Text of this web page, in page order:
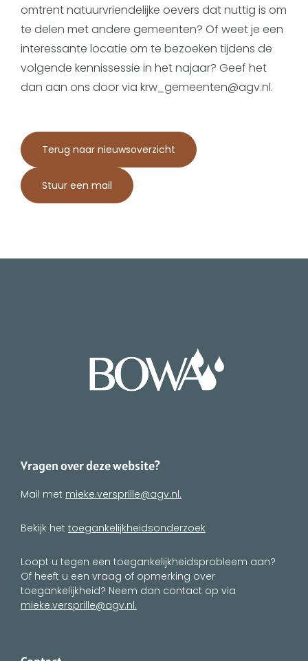
omtrent natuurvriendelijke oevers dat nuttig is om
te delen met andere gemeenten? Of weet je een
interessante locatie om te bezoeken tijdens de
volgende kennissessie in het najaar? Geef het
dan aan ons door via krw_gemeenten@agv.nl.
Terug naar nieuwsoverzicht
Stuur een mail
Vragen over deze website?
Mail met mieke.versprille@agv.nl.
Bekijk het toegankelijkheidsonderzoek
Loopt u tegen een toegankelijkheidsprobleem aan?
Of heeft u een vraag of opmerking over
toegankelijkheid? Neem dan contact op via
mieke.versprille@agv.nl.